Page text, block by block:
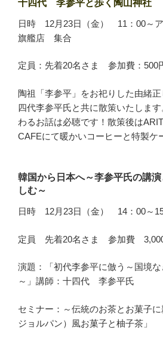
十四代 李参平と歩く陶山神社
日時 12月23日（金） 11：00～ア
旗艦店 集合
定員：先着20名さま 参加費：500
陶祖「李参平」をお祀りした由緒
四代李参平氏と共に散策いたしま
わるお話は必聴です！散策後は
CAFEにて暖かいコーヒーと特製ケ
韓国から日本へ～李参平氏の講
しむ～
日時 12月23日（金） 14：00～
定員 先着20名さま 参加費 3,000
演題：「初代李参平に倣う～国境
～」講師：十四代 李参平氏
セミナー：～伝統のお茶とお菓子
ジョルパン）風お菓子と柚子茶」